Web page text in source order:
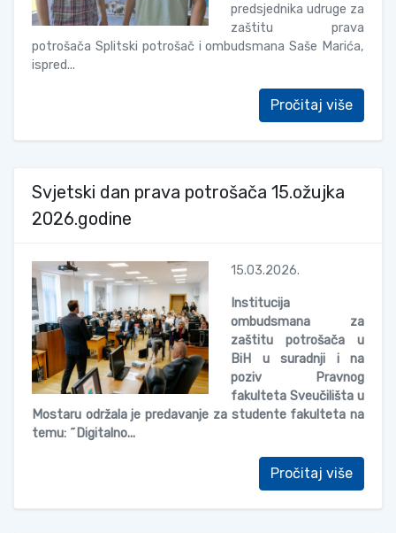
predsjednika udruge za
zaštitu prava
potrošača Splitski potrošač i ombudsmana Saše Marića,
ispred...
Pročitaj više
Svjetski dan prava potrošača 15.ožujka
2026.godine
15.03.2026.
Institucija
ombudsmana za
zaštitu potrošača u
BiH u suradnji i na
poziv Pravnog
fakulteta Sveučilišta u
Mostaru održala je predavanje za studente fakulteta na
temu: ˝Digitalno...
Pročitaj više